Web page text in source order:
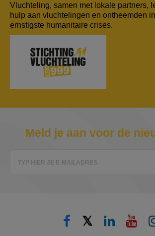
Vluchteling, samen met lokale partners,
hulp aan vluchtelingen en ontheemden
ernstigste humanitaire crises.
Meld je aan voor de
TYP HIER JE E-MAILADRES
𝕏